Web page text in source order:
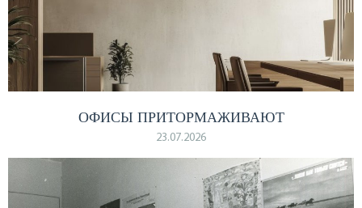
ОФИСЫ ПРИТОРМАЖИВАЮТ
23.07.2026